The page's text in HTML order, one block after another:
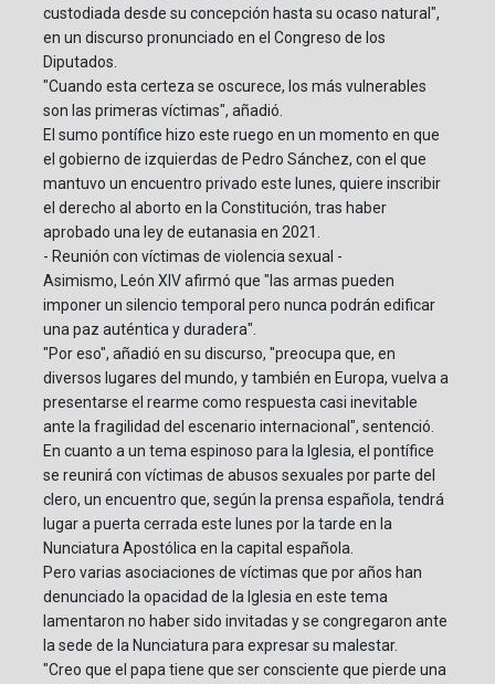
custodiada desde su concepción hasta su ocaso natural",
en un discurso pronunciado en el Congreso de los
Diputados.
"Cuando esta certeza se oscurece, los más vulnerables
son las primeras víctimas", añadió.
El sumo pontífice hizo este ruego en un momento en que
el gobierno de izquierdas de Pedro Sánchez, con el que
mantuvo un encuentro privado este lunes, quiere inscribir
el derecho al aborto en la Constitución, tras haber
aprobado una ley de eutanasia en 2021.
- Reunión con víctimas de violencia sexual -
Asimismo, León XIV afirmó que "las armas pueden
imponer un silencio temporal pero nunca podrán edificar
una paz auténtica y duradera".
"Por eso", añadió en su discurso, "preocupa que, en
diversos lugares del mundo, y también en Europa, vuelva a
presentarse el rearme como respuesta casi inevitable
ante la fragilidad del escenario internacional", sentenció.
En cuanto a un tema espinoso para la Iglesia, el pontífice
se reunirá con víctimas de abusos sexuales por parte del
clero, un encuentro que, según la prensa española, tendrá
lugar a puerta cerrada este lunes por la tarde en la
Nunciatura Apostólica en la capital española.
Pero varias asociaciones de víctimas que por años han
denunciado la opacidad de la Iglesia en este tema
lamentaron no haber sido invitadas y se congregaron ante
la sede de la Nunciatura para expresar su malestar.
"Creo que el papa tiene que ser consciente que pierde una